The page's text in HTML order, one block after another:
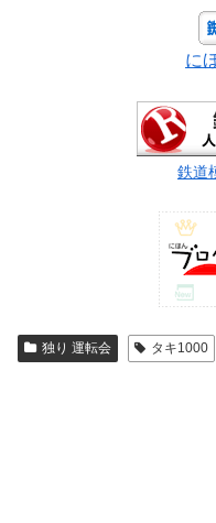
に
鉄道
独り 運転会 タキ1000